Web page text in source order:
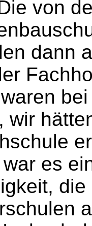
von
dann
wir
es
die